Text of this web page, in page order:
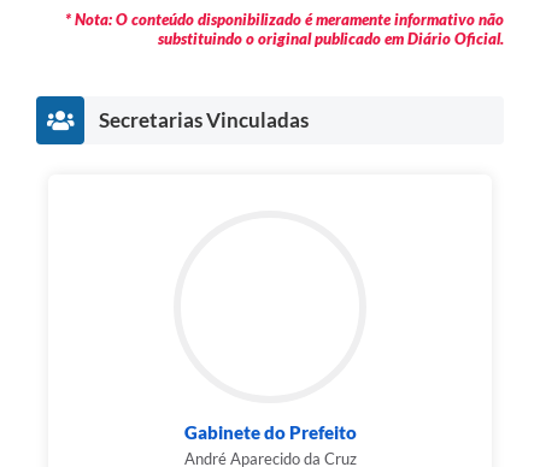
* Nota: O conteúdo disponibilizado é meramente informativo não
substituindo o original publicado em Diário Oficial.
Secretarias Vinculadas
Gabinete do Prefeito
André Aparecido da Cruz